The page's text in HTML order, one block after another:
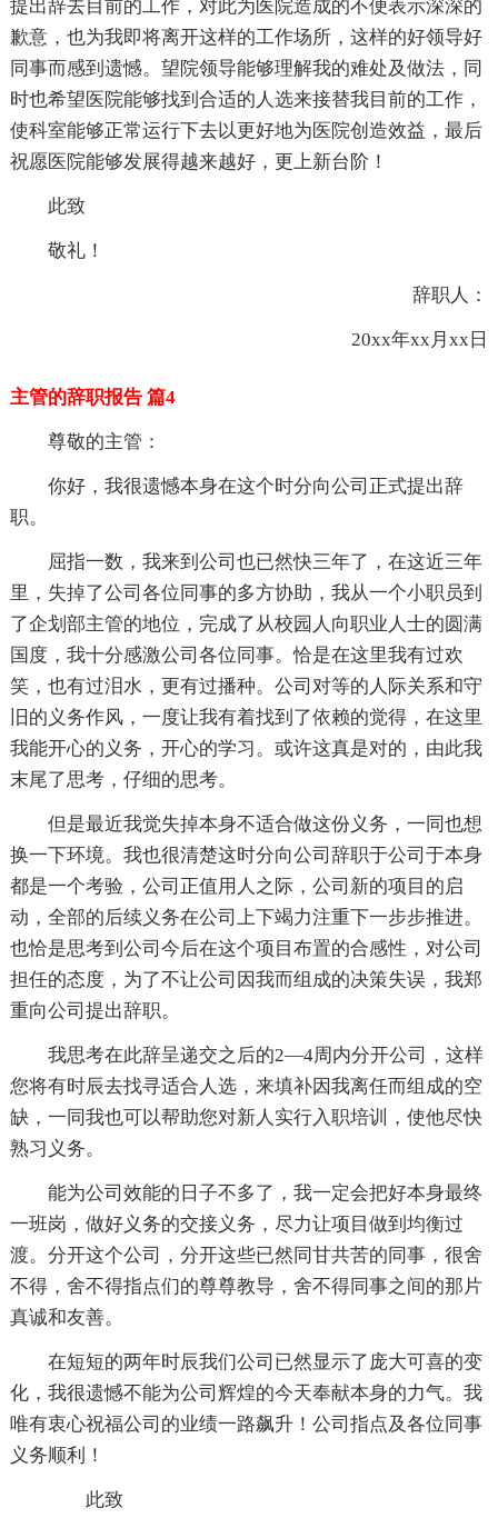
提出辞去目前的工作，对此为医院造成的不便表示深深的
歉意，也为我即将离开这样的工作场所，这样的好领导好
同事而感到遗憾。望院领导能够理解我的难处及做法，同
时也希望医院能够找到合适的人选来接替我目前的工作，
使科室能够正常运行下去以更好地为医院创造效益，最后
祝愿医院能够发展得越来越好，更上新台阶！
此致
敬礼！
辞职人：
20xx年xx月xx日
主管的辞职报告 篇4
尊敬的主管：
你好，我很遗憾本身在这个时分向公司正式提出辞
职。
屈指一数，我来到公司也已然快三年了，在这近三年
里，失掉了公司各位同事的多方协助，我从一个小职员到
了企划部主管的地位，完成了从校园人向职业人士的圆满
国度，我十分感激公司各位同事。恰是在这里我有过欢
笑，也有过泪水，更有过播种。公司对等的人际关系和守
旧的义务作风，一度让我有着找到了依赖的觉得，在这里
我能开心的义务，开心的学习。或许这真是对的，由此我
末尾了思考，仔细的思考。
但是最近我觉失掉本身不适合做这份义务，一同也想
换一下环境。我也很清楚这时分向公司辞职于公司于本身
都是一个考验，公司正值用人之际，公司新的项目的启
动，全部的后续义务在公司上下竭力注重下一步步推进。
也恰是思考到公司今后在这个项目布置的合感性，对公司
担任的态度，为了不让公司因我而组成的决策失误，我郑
重向公司提出辞职。
我思考在此辞呈递交之后的2—4周内分开公司，这样
您将有时辰去找寻适合人选，来填补因我离任而组成的空
缺，一同我也可以帮助您对新人实行入职培训，使他尽快
熟习义务。
能为公司效能的日子不多了，我一定会把好本身最终
一班岗，做好义务的交接义务，尽力让项目做到均衡过
渡。分开这个公司，分开这些已然同甘共苦的同事，很舍
不得，舍不得指点们的尊尊教导，舍不得同事之间的那片
真诚和友善。
在短短的两年时辰我们公司已然显示了庞大可喜的变
化，我很遗憾不能为公司辉煌的今天奉献本身的力气。我
唯有衷心祝福公司的业绩一路飙升！公司指点及各位同事
义务顺利！
此致